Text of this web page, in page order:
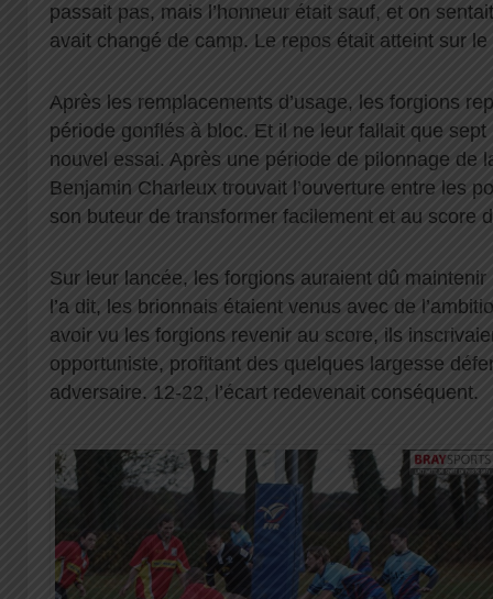
passait pas, mais l’honneur était sauf, et on
avait changé de camp. Le repos était atteint sur
Après les remplacements d’usage, les forgions
période gonflés à bloc. Et il ne leur fallait que
nouvel essai. Après une période de pilonnage de
Benjamin Charleux trouvait l’ouverture entre les
son buteur de transformer facilement et au score
Sur leur lancée, les forgions auraient dû
l’a dit, les brionnais étaient venus avec de
avoir vu les forgions revenir au score, ils
opportuniste, profitant des quelques largesse
adversaire. 12-22, l’écart redevenait conséquent.